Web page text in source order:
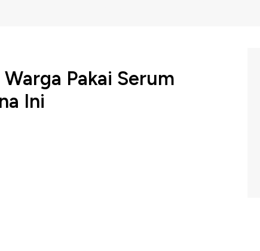
Pakai Serum
Ini